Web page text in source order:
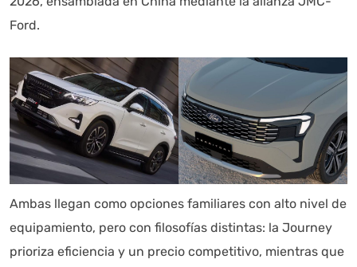
Ford.
Ambas llegan como opciones familiares con alto nivel de
equipamiento, pero con filosofías distintas: la Journey
prioriza eficiencia y un precio competitivo, mientras que